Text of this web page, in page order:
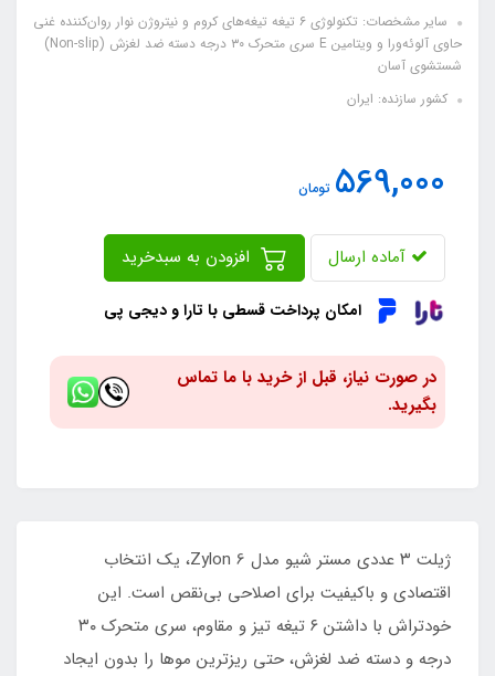
سایر مشخصات: تکنولوژی ۶ تیغه تیغه‌های کروم و نیتروژن نوار روان‌کننده غنی
حاوی آلوئه‌ورا و ویتامین E سری متحرک ۳۰ درجه دسته ضد لغزش (Non-slip)
شستشوی آسان
کشور سازنده: ایران
569,000 تومان
آماده ارسال
امکان پرداخت قسطی با تارا و دیجی پی
در صورت نیاز، قبل از خرید با ما تماس
بگیرید.
ژیلت ۳ عددی مستر شیو مدل Zylon 6، یک انتخاب
اقتصادی و باکیفیت برای اصلاحی بی‌نقص است. این
خودتراش با داشتن ۶ تیغه تیز و مقاوم، سری متحرک ۳۰
درجه و دسته ضد لغزش، حتی ریزترین موها را بدون ایجاد